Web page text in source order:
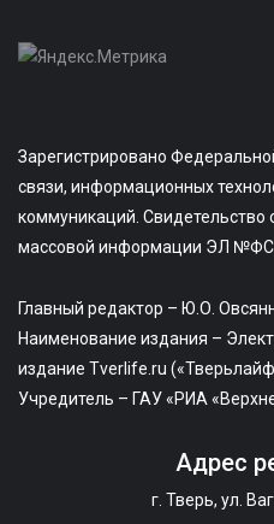
Зарегистрировано
связи, информационных
коммуникаций. Свидетельство
массовой информации ЭЛ
Главный редактор – Ю.О.
Наименование издания –
издание Tverlife.ru
Учредитель – ГАУ «РИА
Адрес
г. Тверь, ул.